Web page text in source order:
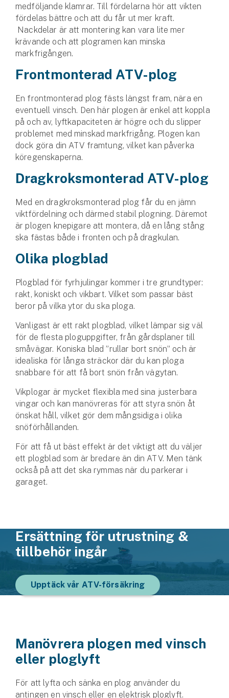
Hundförsäkring
Jakthundsförsäkring
Hem & hus
Hemförsäkring
Villaförsäkring
Bostadsrättsförsäkring
Hyresrättsförsäkring
Fritidshusförsäkring
Företag
Företagsförsäkring
Bilförsäkring för företag
Drönarförsäkring
För förmedlare
Kommunolycksfall
Försäkring via förmedlare
Se alla försäkringar
medföljande klamrar. Till fördelarna hör att vikten
fördelas bättre och att du får ut mer kraft.
Nackdelar är att montering kan vara lite mer
krävande och att plogramen kan minska
markfrigången.
Frontmonterad ATV-plog
En frontmonterad plog fästs längst fram, nära en
eventuell vinsch. Den här plogen är enkel att koppla
på och av, lyftkapaciteten är högre och du slipper
problemet med minskad markfrigång. Plogen kan
dock göra din ATV framtung, vilket kan påverka
köregenskaperna.
Dragkroksmonterad ATV-plog
Med en dragkroksmonterad plog får du en jämn
viktfördelning och därmed stabil plogning. Däremot
är plogen knepigare att montera, då en lång stång
ska fästas både i fronten och på dragkulan.
Olika plogblad
Plogblad för fyrhjulingar kommer i tre grundtyper:
rakt, koniskt och vikbart. Vilket som passar bäst
beror på vilka ytor du ska ploga.
Vanligast är ett rakt plogblad, vilket lämpar sig väl
för de flesta ploguppgifter, från gårdsplaner till
småvägar. Koniska blad ”rullar bort snön” och är
idealiska för långa sträckor där du kan ploga
snabbare för att få bort snön från vägytan.
Vikplogar är mycket flexibla med sina justerbara
vingar och kan manövreras för att styra snön åt
önskat håll, vilket gör dem mångsidiga i olika
snöförhållanden.
För att få ut bäst effekt är det viktigt att du väljer
ett plogblad som är bredare än din ATV. Men tänk
också på att det ska rymmas när du parkerar i
garaget.
Ersättning för utrustning &
tillbehör ingår
Upptäck vår ATV-försäkring
Manövrera plogen med vinsch
eller ploglyft
För att lyfta och sänka en plog använder du
antingen en vinsch eller en elektrisk ploglyft.